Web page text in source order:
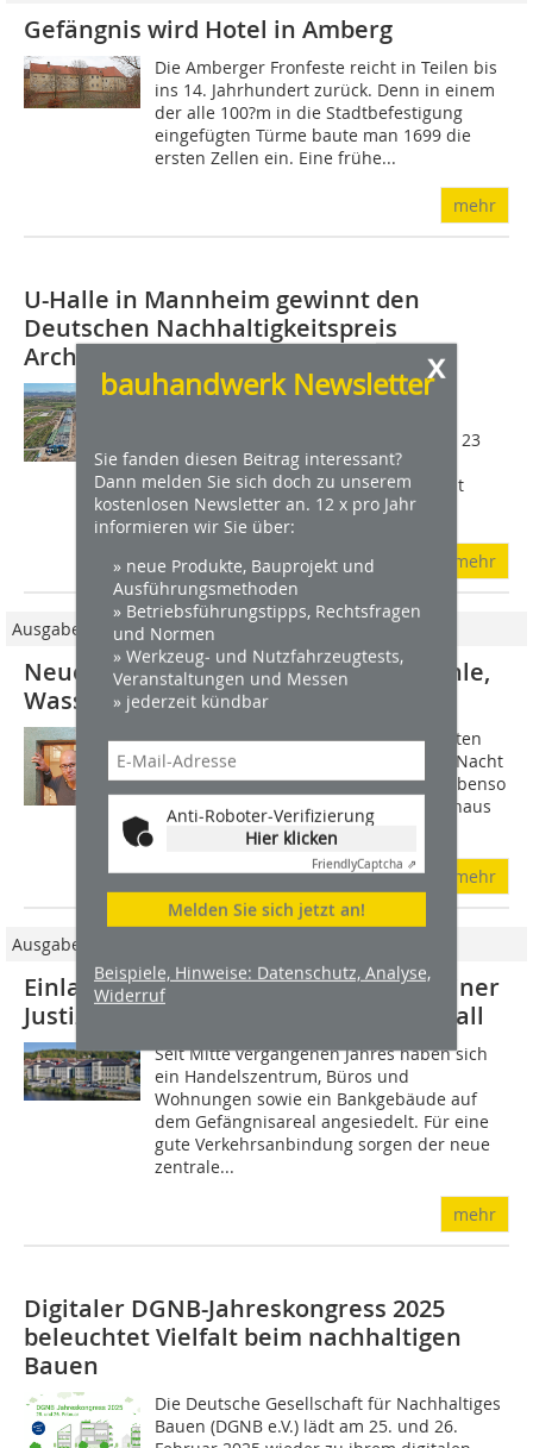
x
bauhandwerk Newsletter
Sie fanden diesen Beitrag interessant?
Dann melden Sie sich doch zu unserem
kostenlosen Newsletter an. 12 x pro Jahr
informieren wir Sie über:
» neue Produkte, Bauprojekt und
Ausführungsmethoden
» Betriebsführungstipps, Rechtsfragen
und Normen
» Werkzeug- und Nutzfahrzeugtests,
Veranstaltungen und Messen
» jederzeit kündbar
Anti-Roboter-Verifizierung
Hier klicken
FriendlyCaptcha ⇗
Melden Sie sich jetzt an!
Beispiele, Hinweise: Datenschutz, Analyse,
Widerruf
Gefängnis wird Hotel in Amberg
Die Amberger Fronfeste reicht in Teilen bis
ins 14. Jahrhundert zurück. Denn in einem
der alle 100?m in die Stadtbefestigung
eingefügten Türme baute man 1699 die
ersten Zellen ein. Eine frühe...
mehr
U-Halle in Mannheim gewinnt den
Deutschen Nachhaltigkeitspreis
Architektur
Punkten konnte das Umbauprojekt
Nachnutzungskonzept über die BUGA 23
hinaus. Die Deutsche Gesellschaft für
Nachhaltiges Bauen  DGNB e.V. vergibt
Deutschlands...
mehr
Ausgabe 03/2018
Neue Nutzung für Kirche, Fabrik, Mühle,
Wasserturm oder Gefängnis
Themenhotels versprechen ihren Gästen
eine Übernachtung als Erlebnis: Eine Nacht
im Eis, im Wein- oder Gurkenfass ist ebenso
außergewöhnlich wie in einem Baumhaus
oder Strandkorb. Das alles sind...
mehr
Ausgabe 11/2012
Einladendes Gefängnis Umnutzung einer
Justizvollzugsanstalt in Schwäbisch Hall
Seit Mitte vergangenen Jahres haben sich
ein Handelszentrum, Büros und
Wohnungen sowie ein Bankgebäude auf
dem Gefängnisareal angesiedelt. Für eine
gute Verkehrsanbindung sorgen der neue
zentrale...
mehr
Digitaler DGNB-Jahreskongress 2025
beleuchtet Vielfalt beim nachhaltigen
Bauen
Die Deutsche Gesellschaft für Nachhaltiges
Bauen (DGNB e.V.) lädt am 25. und 26.